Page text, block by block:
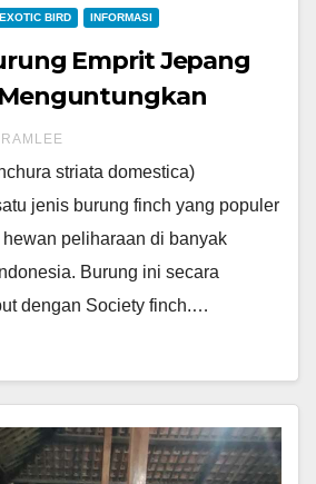
EXOTIC BIRD INFORMASI
Emprit Jepang
RAMLEE
striata domestica)
jenis burung finch yang populer
peliharaan di banyak
Burung ini secara
dengan Society finch.…